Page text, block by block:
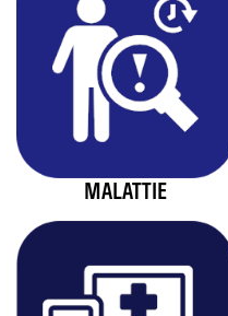
MALATTIE